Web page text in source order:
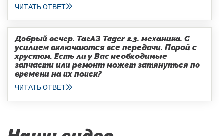
ЧИТАТЬ ОТВЕТ
Добрый вечер. ТагАЗ Tager 2.3. механика. С
усилием включаются все передачи. Порой с
хрустом. Есть ли у Вас необходимые
запчасти или ремонт может затянуться по
времени на их поиск?
ЧИТАТЬ ОТВЕТ